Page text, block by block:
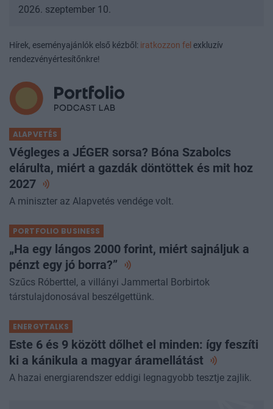
2026. szeptember 10.
Hírek, eseményajánlók első kézből: iratkozzon fel exkluzív
rendezvényértesítőnkre!
ALAPVETÉS
Végleges a JÉGER sorsa? Bóna Szabolcs
elárulta, miért a gazdák döntöttek és mit hoz
2027
A miniszter az Alapvetés vendége volt.
PORTFOLIO BUSINESS
„Ha egy lángos 2000 forint, miért sajnáljuk a
pénzt egy jó borra?”
Szűcs Róberttel, a villányi Jammertal Borbirtok
társtulajdonosával beszélgettünk.
ENERGYTALKS
Este 6 és 9 között dőlhet el minden: így feszíti
ki a kánikula a magyar áramellátást
A hazai energiarendszer eddigi legnagyobb tesztje zajlik.